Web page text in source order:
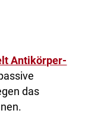
Antikörper-
das